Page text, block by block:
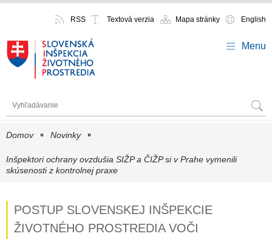
English
Mapa stránky
Textová verzia
RSS
Menu
Domov Novinky
Inšpektori ochrany ovzdušia SIŽP a ČIŽP si v Prahe vymenili
skúsenosti z kontrolnej praxe
POSTUP SLOVENSKEJ INŠPEKCIE
ŽIVOTNÉHO PROSTREDIA VOČI